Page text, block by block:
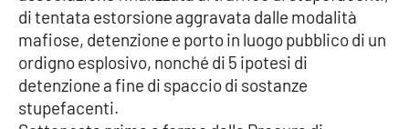
Cultura
Economia e Lavoro
Politica
di tentata estorsione aggravata dalle modalità
mafiose, detenzione e porto in luogo pubblico di un
ordigno esplosivo, nonché di 5 ipotesi di
detenzione a fine di spaccio di sostanze
stupefacenti.